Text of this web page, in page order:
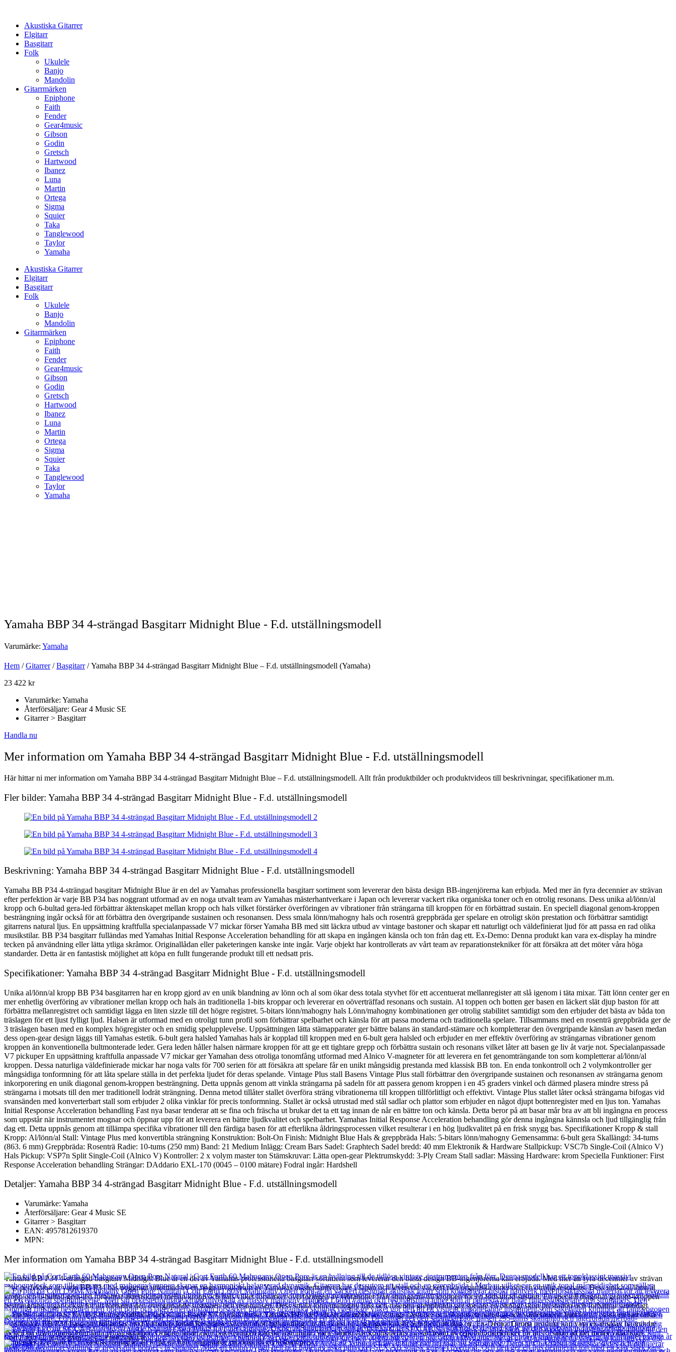
innehållAkustiska Gitarrer
Elgitarr
Basgitarr
Folk
Ukulele
Banjo
Mandolin
Gitarrmärken
Epiphone
Faith
Fender
Gear4music
Gibson
Godin
Gretsch
Hartwood
Ibanez
Luna
Martin
Ortega
Sigma
Squier
Taka
Tanglewood
Taylor
Yamaha
Akustiska Gitarrer
Elgitarr
Basgitarr
Folk
Ukulele
Banjo
Mandolin
Gitarrmärken
Epiphone
Faith
Fender
Gear4music
Gibson
Godin
Gretsch
Hartwood
Ibanez
Luna
Martin
Ortega
Sigma
Squier
Taka
Tanglewood
Taylor
Yamaha
Yamaha BBP 34 4-strängad Basgitarr Midnight Blue - F.d. utställningsmodell
Varumärke: Yamaha
Hem /Gitarrer/Basgitarr/ Yamaha BBP 34 4-strängad Basgitarr Midnight Blue – F.d. utställningsmodell (Yamaha)
23 422 kr
Varumärke: Yamaha
Återförsäljare: Gear 4 Music SE
Gitarrer > Basgitarr
Handla nu
Mer information om Yamaha BBP 34 4-strängad Basgitarr Midnight Blue - F.d. utställningsmodell
Här hittar ni mer information om Yamaha BBP 34 4-strängad Basgitarr Midnight Blue – F.d. utställningsmodell. Allt från produktbilder och produktvideos till beskrivningar, specifikationer m.m.
Fler bilder: Yamaha BBP 34 4-strängad Basgitarr Midnight Blue - F.d. utställningsmodell
Beskrivning: Yamaha BBP 34 4-strängad Basgitarr Midnight Blue - F.d. utställningsmodell
Yamaha BB P34 4-strängad basgitarr Midnight Blue är en del av Yamahas professionella basgitarr sortiment som levererar den bästa design BB-ingenjörerna kan erbjuda. Med mer än fyra decennier av strävan
efter perfektion är varje BB P34 bas noggrant utformad av en noga utvalt team av Yamahas mästerhantverkare i Japan och levererar vackert rika organiska toner och en otrolig resonans. Dess unika al/lönn/al
kropp och 6-bultad gera-led förbättrar äktenskapet mellan kropp och hals vilket förstärker överföringen av vibrationer från strängarna till kroppen för en förbättrad sustain. En speciell diagonal genom-kroppen
besträngning ingår också för att förbättra den övergripande sustainen och resonansen. Dess smala lönn/mahogny hals och rosenträ greppbräda ger spelare en otroligt skön prestation och förbättrar samtidigt
gitarrens natural ljus. En uppsättning kraftfulla specialanpassade V7 mickar förser Yamaha BB med sitt läckra utbud av vintage bastoner och skapar ett naturligt och väldefinierat ljud för att passa en rad olika
musikstilar. BB P34 basgitarr fulländas med Yamahas Initial Response Acceleration behandling för att skapa en ingången känsla och ton från dag ett. Ex-Demo: Denna produkt kan vara ex-display ha mindre
tecken på användning eller lätta ytliga skråmor. Originallådan eller paketeringen kanske inte ingår. Varje objekt har kontrollerats av vårt team av reparationstekniker för att försäkra att det möter våra höga
standarder. Detta är en fantastisk möjlighet att köpa en fullt fungerande produkt till ett nedsatt pris.
Specifikationer: Yamaha BBP 34 4-strängad Basgitarr Midnight Blue - F.d. utställningsmodell
Unika al/lönn/al kropp BB P34 basgitarren har en kropp gjord av en unik blandning av lönn och al som ökar dess totala styvhet för ett accentuerat mellanregister att slå igenom i täta mixar. Tätt lönn center ger en
mer enhetlig överföring av vibrationer mellan kropp och hals än traditionella 1-bits kroppar och levererar en oöverträffad resonans och sustain. Al toppen och botten ger basen en läckert slät djup baston för att
förbättra mellanregistret och samtidigt lägga en liten sizzle till det högre registret. 5-bitars lönn/mahogny hals Lönn/mahogny kombinationen ger otrolig stabilitet samtidigt som den erbjuder det bästa av båda ton
träslagen för ett ljust fylligt ljud. Halsen är utformad med en otroligt tunn profil som förbättrar spelbarhet och känsla för att passa moderna och traditionella spelare. Tillsammans med en rosenträ greppbräda ger de
3 träslagen basen med en komplex högregister och en smidig spelupplevelse. Uppsättningen lätta stämapparater ger bättre balans än standard-stämare och kompletterar den övergripande känslan av basen medan
dess open-gear design läggs till Yamahas estetik. 6-bult gera halsled Yamahas hals är kopplad till kroppen med en 6-bult gera halsled och erbjuder en mer effektiv överföring av strängarnas vibrationer genom
kroppen än konventionella bultmonterade leder. Gera leden håller halsen närmare kroppen för att ge ett tightare grepp och förbättra sustain och resonans vilket låter att basen ge liv åt varje not. Specialanpassade
V7 pickuper En uppsättning kraftfulla anpassade V7 mickar ger Yamahan dess otroliga tonomfång utformad med Alnico V-magneter för att leverera en fet genomträngande ton som kompletterar al/lönn/al
kroppen. Dessa naturliga väldefinierade mickar har noga valts för 700 serien för att försäkra att spelare får en unikt mångsidig prestanda med klassisk BB ton. En enda tonkontroll och 2 volymkontroller ger
mångsidiga tonformning för att låta spelare ställa in det perfekta ljudet för deras spelande. Vintage Plus stall Basens Vintage Plus stall förbättrar den övergripande sustainen och resonansen av strängarna genom
inkorporering en unik diagonal genom-kroppen besträngning. Detta uppnås genom att vinkla strängarna på sadeln för att passera genom kroppen i en 45 graders vinkel och därmed plasera mindre stress på
strängarna i motsats till den mer traditionell lodrät strängning. Denna metod tillåter stallet överföra sträng vibrationerna till kroppen tillförlitligt och effektivt. Vintage Plus stallet låter också strängarna bifogas vid
svansänden med konverterbart stall som erbjuder 2 olika vinklar för precis tonformning. Stallet är också utrustad med stål sadlar och plattor som erbjuder en något djupt bottenregister med en ljus ton. Yamahas
Initial Response Acceleration behandling Fast nya basar tenderar att se fina och fräscha ut brukar det ta ett tag innan de når en bättre ton och känsla. Detta beror på att basar mår bra av att bli ingångna en process
som uppstår när instrumentet mognar och öppnar upp för att leverera en bättre ljudkvalitet och spelbarhet. Yamahas Initial Response Acceleration behandling gör denna ingångna kännsla och ljud tillgänglig från
dag ett. Detta uppnås genom att tillämpa specifika vibrationer till den färdiga basen för att efterlikna åldringsprocessen vilket resulterar i en hög ljudkvalitet på en frisk snygg bas. Specifikationer Kropp & stall
Kropp: Al/lönn/al Stall: Vintage Plus med konvertibla strängning Konstruktion: Bolt-On Finish: Midnight Blue Hals & greppbräda Hals: 5-bitars lönn/mahogny Gemensamma: 6-bult gera Skallängd: 34-tums
(863. 6 mm) Greppbräda: Rosenträ Radie: 10-tums (250 mm) Band: 21 Medium Inlägg: Cream Bars Sadel: Graphtech Sadel bredd: 40 mm Elektronik & Hardware Stallpickup: VSC7b Single-Coil (Alnico V)
Hals Pickup: VSP7n Split Single-Coil (Alnico V) Kontroller: 2 x volym master ton Stämskruvar: Lätta open-gear Plektrumskydd: 3-Ply Cream Stall sadlar: Mässing Hardware: krom Speciella Funktioner: First
Response Acceleration behandling Strängar: DAddario EXL-170 (0045 – 0100 mätare) Fodral ingår: Hardshell
Detaljer: Yamaha BBP 34 4-strängad Basgitarr Midnight Blue - F.d. utställningsmodell
Varumärke: Yamaha
Återförsäljare: Gear 4 Music SE
Gitarrer > Basgitarr
EAN: 4957812619370
MPN:
Mer information om Yamaha BBP 34 4-strängad Basgitarr Midnight Blue - F.d. utställningsmodell
Yamaha BB P34 4-strängad basgitarr Midnight Blue är en del av Yamahas professionella basgitarr sortiment som levererar den bästa design BB-ingenjörerna kan erbjuda. Med mer än fyra decennier av strävan
efter perfektion är varje BB P34 bas noggrant utformad av en noga utvalt team av Yamahas mästerhantverkare i Japan och levererar vackert rika organiska toner och en otrolig resonans. Dess unika al/lönn/al
kropp och 6-bultad gera-led förbättrar äktenskapet mellan kropp och hals vilket förstärker överföringen av vibrationer från strängarna till kroppen för en förbättrad sustain. En speciell diagonal genom-kroppen
besträngning ingår också för att förbättra den övergripande sustainen och resonansen. Dess smala lönn/mahogny hals och rosenträ greppbräda ger spelare en otroligt skön prestation och förbättrar samtidigt
gitarrens natural ljus. En uppsättning kraftfulla specialanpassade V7 mickar förser Yamaha BB med sitt läckra utbud av vintage bastoner och skapar ett naturligt och väldefinierat ljud för att passa en rad olika
musikstilar. BB P34 basgitarr fulländas med Yamahas Initial Response Acceleration behandling för att skapa en ingången känsla och ton från dag ett. Ex-Demo: Denna produkt kan vara ex-display ha mindre
tecken på användning eller lätta ytliga skråmor. Originallådan eller paketeringen kanske inte ingår. Varje objekt har kontrollerats av vårt team av reparationstekniker för att försäkra att det möter våra höga
standarder. Detta är en fantastisk möjlighet att köpa en fullt fungerande produkt till ett nedsatt pris.
Cort Earth 60 Mahogany Open Pore Natural